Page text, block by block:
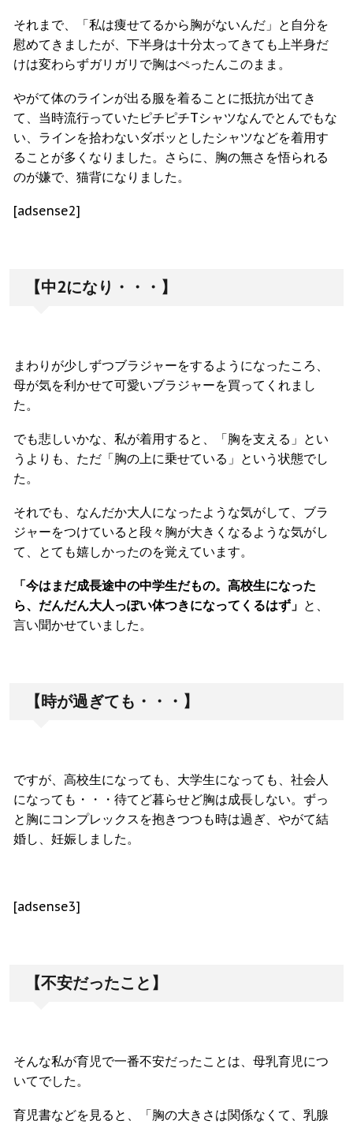
それまで、「私は痩せてるから胸がないんだ」と自分を
慰めてきましたが、下半身は十分太ってきても上半身だ
けは変わらずガリガリで胸はぺったんこのまま。
やがて体のラインが出る服を着ることに抵抗が出てき
て、当時流行っていたピチピチTシャツなんでとんでもな
い、ラインを拾わないダボッとしたシャツなどを着用す
ることが多くなりました。さらに、胸の無さを悟られる
のが嫌で、猫背になりました。
[adsense2]
【中2になり・・・】
まわりが少しずつブラジャーをするようになったころ、
母が気を利かせて可愛いブラジャーを買ってくれまし
た。
でも悲しいかな、私が着用すると、「胸を支える」とい
うよりも、ただ「胸の上に乗せている」という状態でし
た。
それでも、なんだか大人になったような気がして、ブラ
ジャーをつけていると段々胸が大きくなるような気がし
て、とても嬉しかったのを覚えています。
「今はまだ成長途中の中学生だもの。高校生になった
ら、だんだん大人っぽい体つきになってくるはず」 と、
言い聞かせていました。
【時が過ぎても・・・】
ですが、高校生になっても、大学生になっても、社会人
になっても・・・待てど暮らせど胸は成長しない。ずっ
と胸にコンプレックスを抱きつつも時は過ぎ、やがて結
婚し、妊娠しました。
[adsense3]
【不安だったこと】
そんな私が育児で一番不安だったことは、母乳育児につ
いてでした。
育児書などを見ると、「胸の大きさは関係なくて、乳腺